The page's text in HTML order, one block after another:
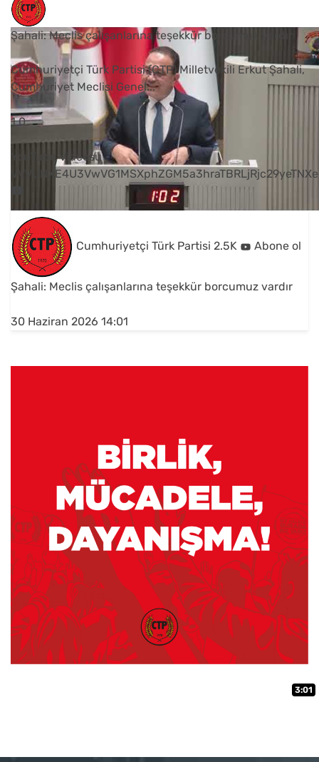
3:01
Şahali: Meclis çalışanlarına teşekkür borcumuz vardır
Cumhuriyetçi Türk Partisi (CTP) Milletvekili Erkut Şahali,
Cumhuriyet Meclisi Genel...
1 0
YouTube Videosu
Cumhuriyetçi Türk Partisi 2.5K Abone ol
Şahali: Meclis çalışanlarına teşekkür borcumuz vardır
30 Haziran 2026 14:01